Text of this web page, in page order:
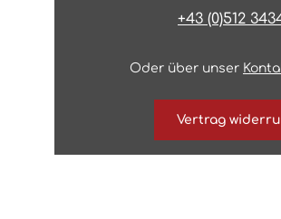
+43 (0)512
Oder über unser
Vertrag